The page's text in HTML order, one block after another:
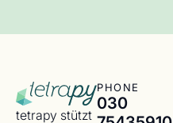
tetrapy stützt
PHONE
030